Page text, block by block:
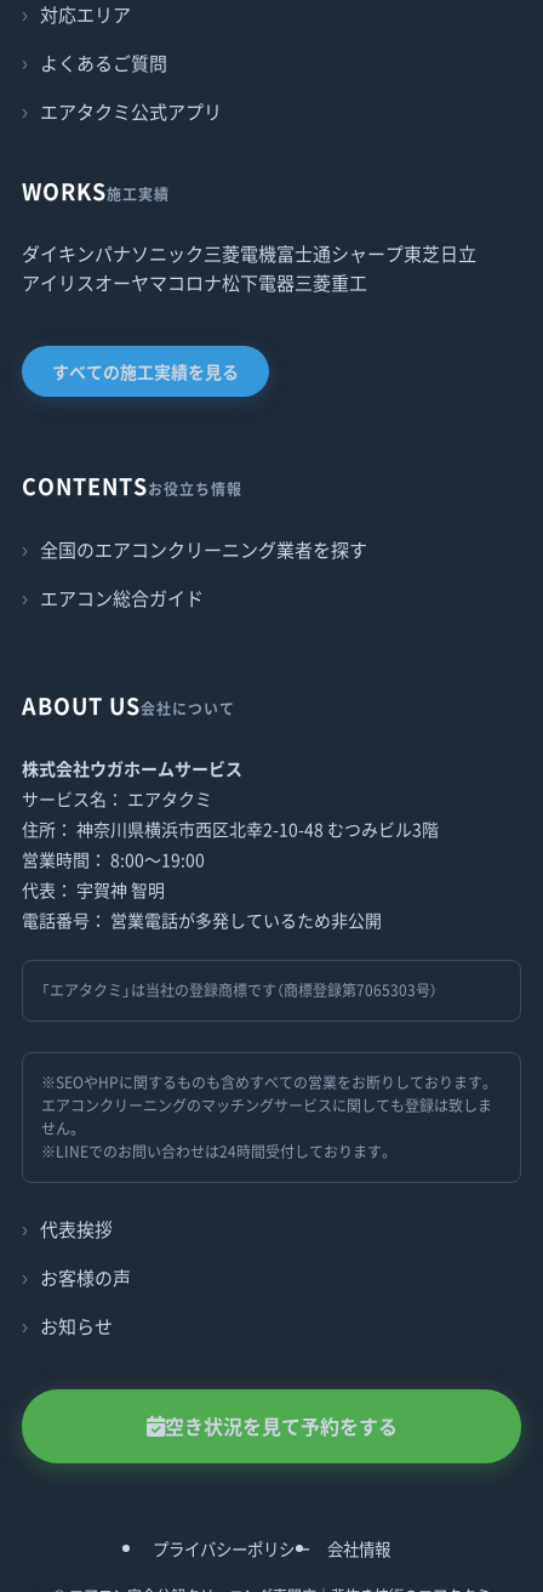
対応エリア
よくあるご質問
エアタクミ公式アプリ
WORKS施工実績
ダイキンパナソニック三菱電機富士通シャープ東芝日立
アイリスオーヤマコロナ松下電器三菱重工
すべての施工実績を見る
CONTENTSお役立ち情報
全国のエアコンクリーニング業者を探す
エアコン総合ガイド
ABOUT US会社について
株式会社ウガホームサービス
サービス名： エアタクミ
住所： 神奈川県横浜市西区北幸2-10-48 むつみビル3階
営業時間： 8:00〜19:00
代表： 宇賀神 智明
電話番号： 営業電話が多発しているため非公開
「エアタクミ」は当社の登録商標です（商標登録第7065303号）
※SEOやHPに関するものも含めすべての営業をお断りしております。
エアコンクリーニングのマッチングサービスに関しても登録は致しま
せん。
※LINEでのお問い合わせは24時間受付しております。
代表挨拶
お客様の声
お知らせ
空き状況を見て予約をする
プライバシーポリシー 会社情報